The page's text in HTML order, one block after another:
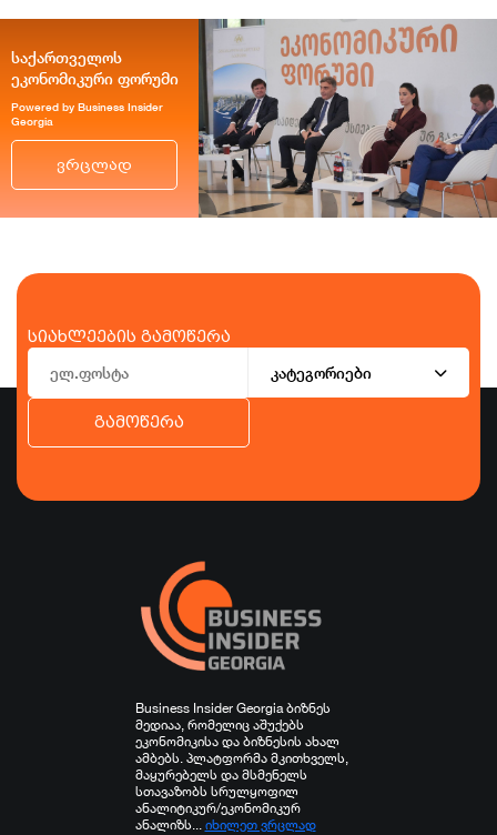
საქართველოს
ეკონომიკური ფორუმი
Powered by Business Insider
Georgia
ვრცლად
სიახლეების გამოწერა
კატეგორიები
გამოწერა
Business Insider Georgia ბიზნეს
მედიაა, რომელიც აშუქებს
ეკონომიკისა და ბიზნესის ახალ
ამბებს. პლატფორმა მკითხველს,
მაყურებელს და მსმენელს
სთავაზობს სრულყოფილ
ანალიტიკურ/ეკონომიკურ
ანალიზს... იხილეთ ვრცლად